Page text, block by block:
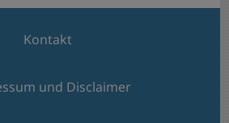
Kontakt
und Disclaimer